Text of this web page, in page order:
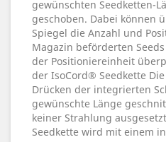
gewünschten Seedketten-
geschoben. Dabei können
Spiegel die Anzahl und
Magazin beförderten
der Positioniereinheit
der IsoCord® Seedkette
Drücken der integrierten
gewünschte Länge
keiner Strahlung
Seedkette wird mit einem